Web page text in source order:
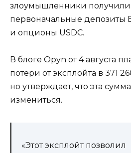
злоумышленники получили
первоначальные депозиты
и опционы USDC.
В блоге Opyn от 4 августа
потери от эксплойта в 371
но утверждает, что эта
измениться.
«Этот эксплойт позволил